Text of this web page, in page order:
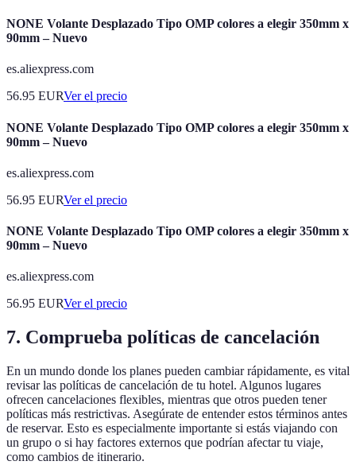
NONE Volante Desplazado Tipo OMP colores a elegir 350mm x
90mm – Nuevo
es.aliexpress.com
56.95 EURVer el precio
NONE Volante Desplazado Tipo OMP colores a elegir 350mm x
90mm – Nuevo
es.aliexpress.com
56.95 EURVer el precio
NONE Volante Desplazado Tipo OMP colores a elegir 350mm x
90mm – Nuevo
es.aliexpress.com
56.95 EURVer el precio
7. Comprueba políticas de cancelación
En un mundo donde los planes pueden cambiar rápidamente, es vital
revisar las políticas de cancelación de tu hotel. Algunos lugares
ofrecen cancelaciones flexibles, mientras que otros pueden tener
políticas más restrictivas. Asegúrate de entender estos términos antes
de reservar. Esto es especialmente importante si estás viajando con
un grupo o si hay factores externos que podrían afectar tu viaje,
como cambios de itinerario.